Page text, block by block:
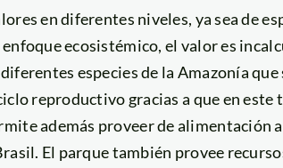
en diferentes niveles, ya sea de
ecosistémico, el valor es
especies de la Amazonía
reproductivo gracias a que en
además proveer de alimentación
El parque también provee